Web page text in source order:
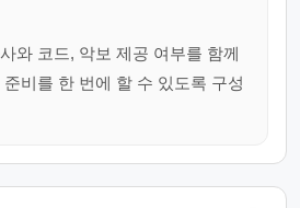
와 코드, 악보 제공 여부를 함께
비를 한 번에 할 수 있도록 구성